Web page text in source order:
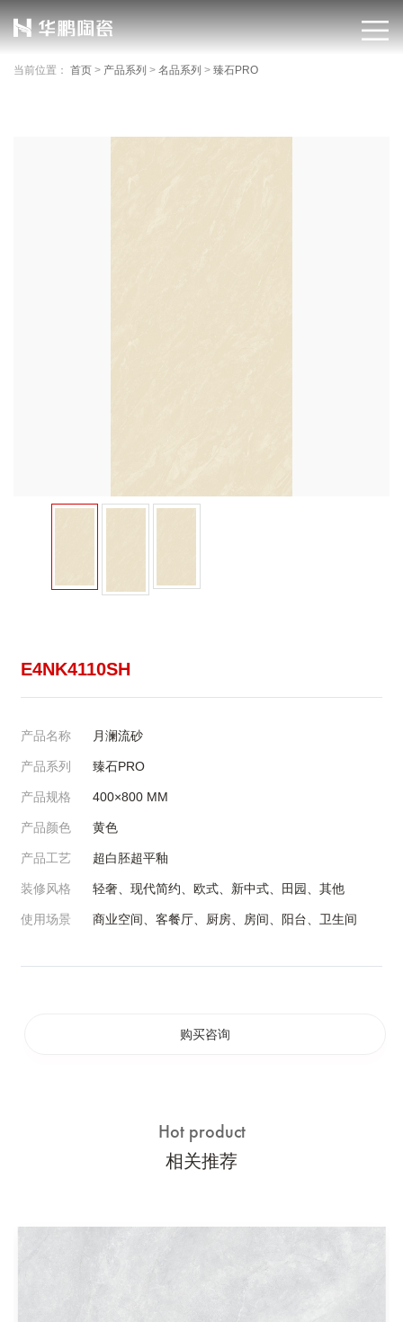
当前位置： 首页 > 产品系列 > 名品系列 > 臻石PRO
E4NK4110SH
产品名称 月澜流砂
产品系列 臻石PRO
产品规格 400×800 MM
产品颜色 黄色
产品工艺 超白胚超平釉
装修风格 轻奢、现代简约、欧式、新中式、田园、其他
使用场景 商业空间、客餐厅、厨房、房间、阳台、卫生间
购买咨询
Hot product
相关推荐